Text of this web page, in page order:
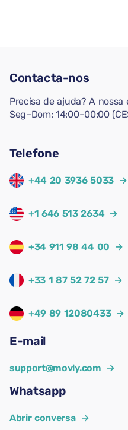
Contacta-nos
Precisa de ajuda? A
Seg–Dom: 14:00–00:00
Telefone
+44 20 3936 5033 →
+1 646 513 2634 →
+34 911 98 44 00 →
+33 1 87 52 72 57 →
+49 89 12080433 →
E-mail
support@movly.com →
Whatsapp
Abrir conversa →